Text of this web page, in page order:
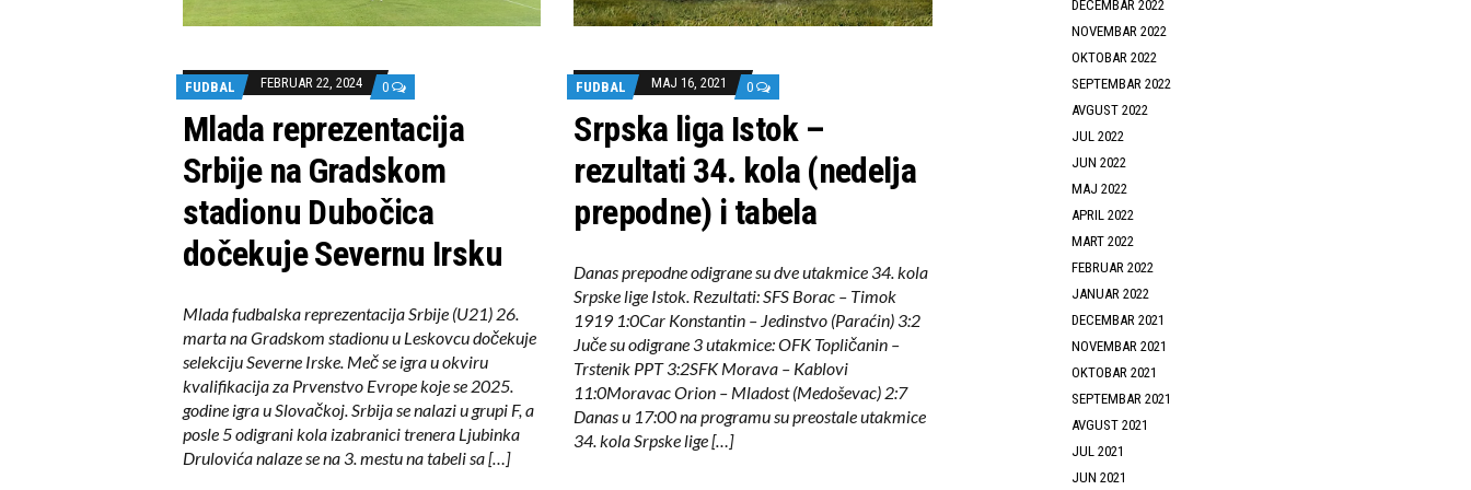
FUDBAL FEBRUAR 22, 2024 0
Mlada reprezentacija
Srbije na Gradskom
stadionu Dubočica
dočekuje Severnu Irsku
Mlada fudbalska reprezentacija Srbije (U21) 26.
marta na Gradskom stadionu u Leskovcu dočekuje
selekciju Severne Irske. Meč se igra u okviru
kvalifikacija za Prvenstvo Evrope koje se 2025.
godine igra u Slovačkoj. Srbija se nalazi u grupi F, a
posle 5 odigrani kola izabranici trenera Ljubinka
Drulovića nalaze se na 3. mestu na tabeli sa […]
FUDBAL MAJ 16, 2021 0
Srpska liga Istok –
rezultati 34. kola (nedelja
prepodne) i tabela
Danas prepodne odigrane su dve utakmice 34. kola
Srpske lige Istok. Rezultati: SFS Borac – Timok
1919 1:0Car Konstantin – Jedinstvo (Paraćin) 3:2
Juče su odigrane 3 utakmice: OFK Topličanin –
Trstenik PPT 3:2SFK Morava – Kablovi
11:0Moravac Orion – Mladost (Medoševac) 2:7
Danas u 17:00 na programu su preostale utakmice
34. kola Srpske lige […]
DECEMBAR 2022
NOVEMBAR 2022
OKTOBAR 2022
SEPTEMBAR 2022
AVGUST 2022
JUL 2022
JUN 2022
MAJ 2022
APRIL 2022
MART 2022
FEBRUAR 2022
JANUAR 2022
DECEMBAR 2021
NOVEMBAR 2021
OKTOBAR 2021
SEPTEMBAR 2021
AVGUST 2021
JUL 2021
JUN 2021